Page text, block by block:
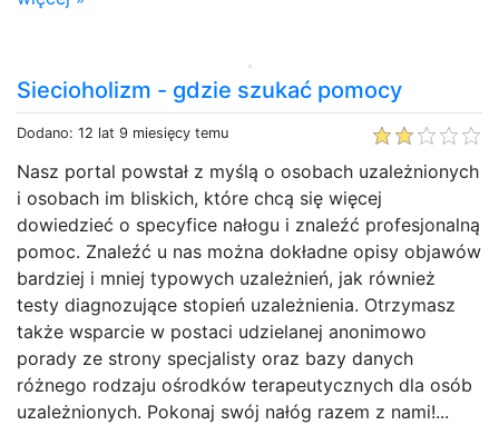
Siecioholizm - gdzie szukać pomocy
Dodano: 12 lat 9 miesięcy temu
Nasz portal powstał z myślą o osobach uzależnionych
i osobach im bliskich, które chcą się więcej
dowiedzieć o specyfice nałogu i znaleźć profesjonalną
pomoc. Znaleźć u nas można dokładne opisy objawów
bardziej i mniej typowych uzależnień, jak również
testy diagnozujące stopień uzależnienia. Otrzymasz
także wsparcie w postaci udzielanej anonimowo
porady ze strony specjalisty oraz bazy danych
różnego rodzaju ośrodków terapeutycznych dla osób
uzależnionych. Pokonaj swój nałóg razem z nami!...